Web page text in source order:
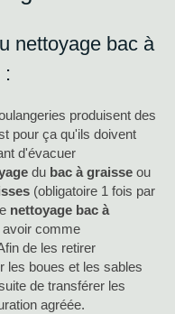
nettoyage bac à
:
produisent des
pour ça qu'ils doivent
d'évacuer
du bac à graisse ou
(obligatoire 1 fois par
nettoyage bac à
avoir comme
de les retirer
les boues et les sables
de transférer les
agréée.